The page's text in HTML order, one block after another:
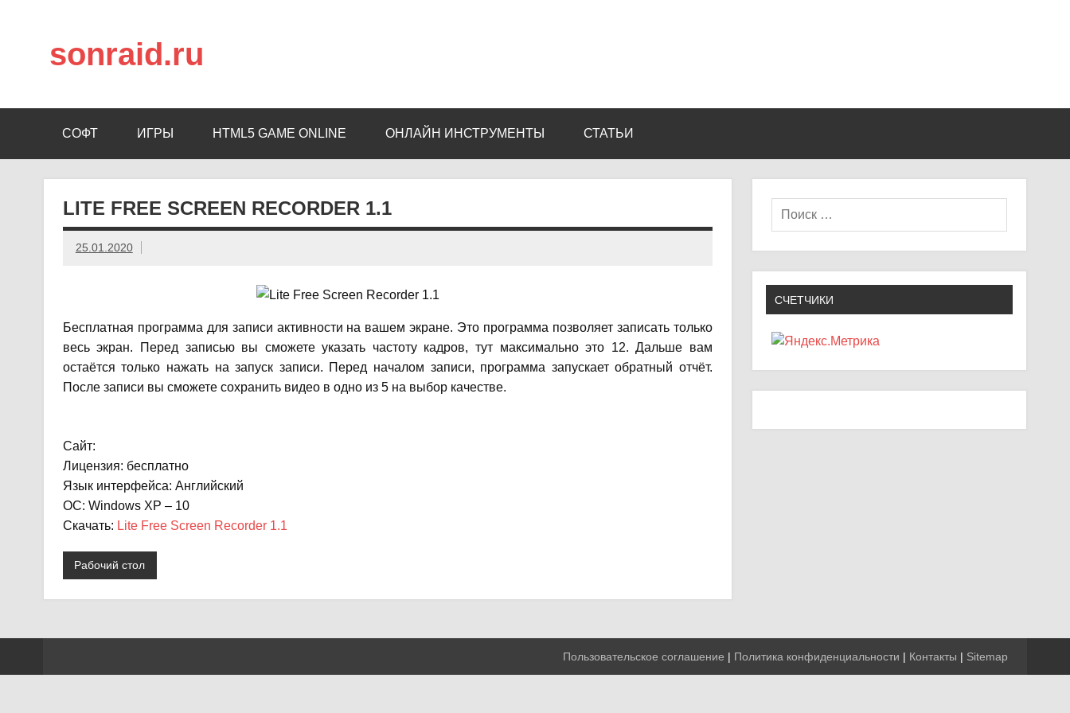
sonraid.ru
СОФТ ИГРЫ HTML5 GAME ONLINE ОНЛАЙН ИНСТРУМЕНТЫ СТАТЬИ
LITE FREE SCREEN RECORDER 1.1
25.01.2020
Бесплатная программа для записи активности на вашем экране. Это программа позволяет записать только
весь экран. Перед записью вы сможете указать частоту кадров, тут максимально это 12. Дальше вам
остаётся только нажать на запуск записи. Перед началом записи, программа запускает обратный отчёт.
После записи вы сможете сохранить видео в одно из 5 на выбор качестве.
Сайт:
Лицензия: бесплатно
Язык интерфейса: Английский
ОС: Windows XP – 10
Скачать: Lite Free Screen Recorder 1.1
Рабочий стол
СЧЕТЧИКИ
Пользовательское соглашение | Политика конфиденциальности | Контакты | Sitemap